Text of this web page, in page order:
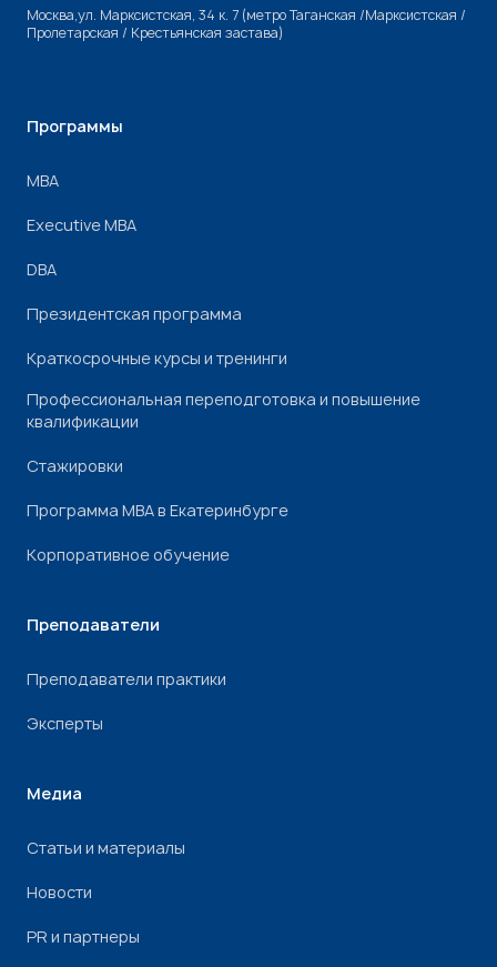
Москва,ул. Марксистская, 34 к. 7 (метро Таганская /Марксистская /
Пролетарская / Крестьянская застава)
Программы
МВА
Executive MBA
DBA
Президентская программа
Краткосрочные курсы и тренинги
Профессиональная переподготовка и повышение
квалификации
Стажировки
Программа МВА в Екатеринбурге
Корпоративное обучение
Преподаватели
Преподаватели практики
Эксперты
Медиа
Статьи и материалы
Новости
PR и партнеры